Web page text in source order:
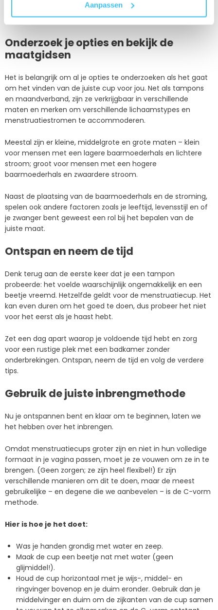
Aanpassen
Nu je weet wat een menstruatiecup is en hoe hij werkt,
volgen hier een paar tips om hem optimaal te gebruiken.
Onderzoek je opties en bekijk de
maatgidsen
Het is belangrijk om al je opties te onderzoeken als het gaat
om het vinden van de juiste cup voor jou. Net als tampons
en maandverband, zijn ze verkrijgbaar in verschillende
maten en merken om verschillende lichaamstypes en
menstruatiestromen te accommoderen.
Meestal zijn er kleine, middelgrote en grote maten – klein
voor mensen met een lagere baarmoederhals en lichtere
stroom; groot voor mensen met een hogere
baarmoederhals en zwaardere stroom.
Naast de plaatsing van de baarmoederhals en de stroming,
spelen ook andere factoren zoals je leeftijd, levensstijl en of
je zwanger bent geweest een rol bij het bepalen van de
juiste maat.
Ontspan en neem de tijd
Denk terug aan de eerste keer dat je een tampon
probeerde: het voelde waarschijnlijk ongemakkelijk en een
beetje vreemd. Hetzelfde geldt voor de menstruatiecup. Het
kan even duren om het goed te doen, dus probeer het niet
voor het eerst als je haast hebt.
Zet een dag apart waarop je voldoende tijd hebt en zorg
voor een rustige plek met een badkamer zonder
onderbrekingen. Ontspan, neem de tijd en volg de verdere
tips.
Gebruik de juiste inbrengmethode
Nu je ontspannen bent en klaar om te beginnen, laten we
het hebben over het inbrengen.
Omdat menstruatiecups groter zijn en niet in hun volledige
formaat in je vagina passen, moet je ze vouwen om ze in te
brengen. (Geen zorgen; ze zijn heel flexibel!) Er zijn
verschillende manieren om dit te doen, maar de meest
gebruikelijke – en degene die we aanbevelen – is de C-vorm
methode.
Hier is hoe je het doet:
Was je handen grondig met water en zeep.
Maak de cup een beetje nat met water (geen
glijmiddel!).
Houd de cup horizontaal met je wijs-, middel- en
ringvinger bovenop en je duim eronder. Gebruik dan je
middelvinger en duim om de zijkanten van de cup samen